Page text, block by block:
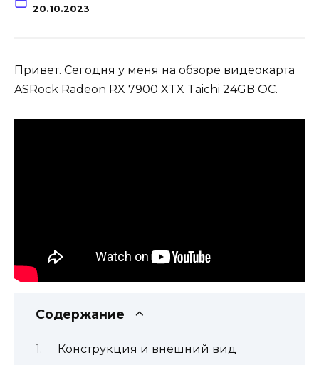
20.10.2023
Привет. Сегодня у меня на обзоре видеокарта
ASRock Radeon RX 7900 XTX Taichi 24GB OC.
Содержание
Конструкция и внешний вид